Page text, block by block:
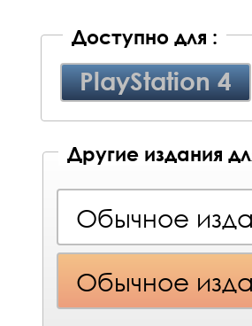
Доступно для :
PlayStation 4
Другие издания
Обычное
Обычное